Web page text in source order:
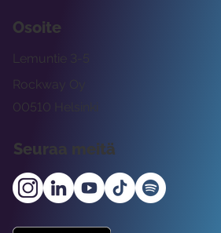
Osoite
Rockway Oy
Lemuntie 3-5
00510 Helsinki
Seuraa meitä